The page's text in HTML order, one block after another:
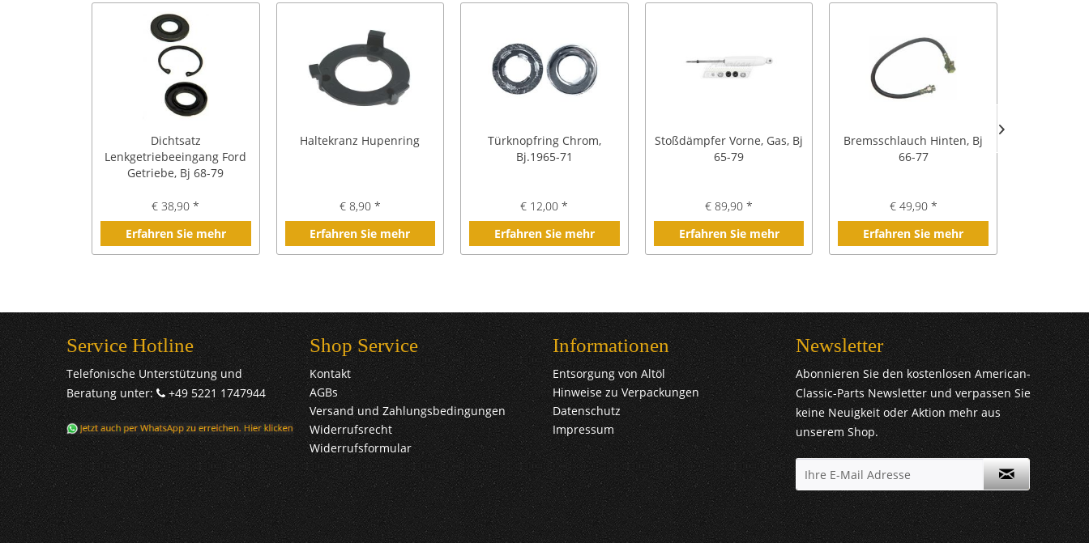
Dichtsatz
Lenkgetriebeeingang Ford
Getriebe, Bj 68-79
€ 38,90 *
Erfahren Sie mehr
Haltekranz Hupenring
€ 8,90 *
Erfahren Sie mehr
Türknopfring Chrom,
Bj.1965-71
€ 12,00 *
Erfahren Sie mehr
Stoßdämpfer Vorne, Gas, Bj
65-79
€ 89,90 *
Erfahren Sie mehr
Bremsschlauch Hinten, Bj
66-77
€ 49,90 *
Erfahren Sie mehr
Service Hotline
Telefonische Unterstützung und
Beratung unter:
+49 5221 1747944
Shop Service
Kontakt
AGBs
Versand und Zahlungsbedingungen
Widerrufsrecht
Widerrufsformular
Informationen
Entsorgung von Altöl
Hinweise zu Verpackungen
Datenschutz
Impressum
Newsletter
Abonnieren Sie den kostenlosen American-
Classic-Parts Newsletter und verpassen Sie
keine Neuigkeit oder Aktion mehr aus
unserem Shop.